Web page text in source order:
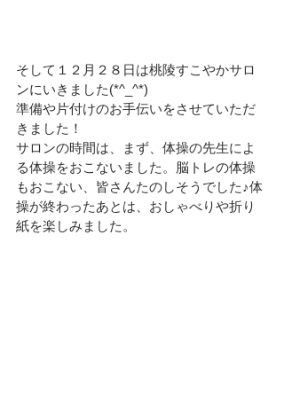
そして１２月２８日は桃陵すこやかサロ
ンにいきました(*^_^*)
準備や片付けのお手伝いをさせていただ
きました！
サロンの時間は、まず、体操の先生によ
る体操をおこないました。脳トレの体操
もおこない、皆さんたのしそうでした♪体
操が終わったあとは、おしゃべりや折り
紙を楽しみました。